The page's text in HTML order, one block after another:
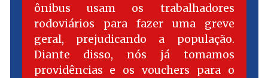
ônibus usam os trabalhadores
rodoviários para fazer uma greve
geral, prejudicando a população.
Diante disso, nós já tomamos
providências e os vouchers para o